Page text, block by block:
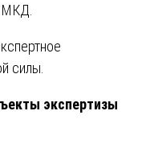
МКД.
силы.
экспертизы